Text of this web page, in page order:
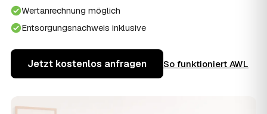
Wertanrechnung möglich
Entsorgungsnachweis inklusive
Jetzt kostenlos anfragen So funktioniert AWL